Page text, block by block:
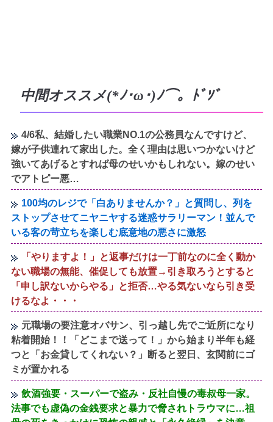
中間オススメ(*ﾉ･ω･)ﾉ⌒。ﾄﾞｿﾞ
4/6私、結婚したい職業NO.1の公務員なんですけど、
嫁が子供連れて家出した。全く理由は思いつかないけど
強いてあげるとすれば母のせいかもしれない。嫁のせい
でアトピー悪…
100均のレジで「白ありませんか？」と質問し、列を
ストップさせてニヤニヤする迷惑サラリーマン！並んで
いる客の苛立ちを楽しむ底意地の悪さに激怒
「やりますよ！」と返事だけは一丁前なのに全く動か
ない職場の無能、催促しても放置→引き取ろうとすると
「申し訳ないからやる」と拒否…やる気ないなら引き受
けるなよ・・・
元職場の要注意オバサン、引っ越し先でご近所になり
粘着開始！！「どこまで送って！」から始まり半年も経
つと「お金貸してくれない？」断ると翌日、玄関前にゴ
ミが置かれる
飲酒強要・スーパーで盗み・反社自慢の毒叔母一家。
法事でも虚偽の金銭要求と暴力で脅されトラウマに…祖